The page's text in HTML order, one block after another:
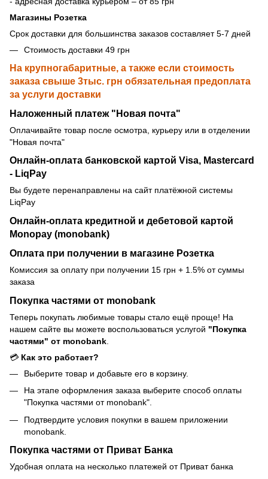
Магазины Розетка
Срок доставки для большинства заказов составляет 5-7 дней
Стоимость доставки 49 грн
На крупногабаритные, а также если стоимость
заказа свыше 3тыс. грн обязательная предоплата
за услуги доставки
Наложенный платеж "Новая почта"
Оплачивайте товар после осмотра, курьеру или в отделении
"Новая почта"
Онлайн-оплата банковской картой Visa, Mastercard
- LiqPay
Вы будете перенаправлены на сайт платёжной системы
LiqPay
Онлайн-оплата кредитной и дебетовой картой
Monopay (monobank)
Оплата при получении в магазине Розетка
Комиссия за оплату при получении 15 грн + 1.5% от суммы
заказа
Покупка частями от monobank
Теперь покупать любимые товары стало ещё проще! На
нашем сайте вы можете воспользоваться услугой "Покупка
частями" от monobank
💳 Как это работает?
Выберите товар и добавьте его в корзину.
На этапе оформления заказа выберите способ оплаты
"Покупка частями от monobank".
Подтвердите условия покупки в вашем приложении
monobank.
Покупка частями от Приват Банка
Удобная оплата на несколько платежей от Приват банка